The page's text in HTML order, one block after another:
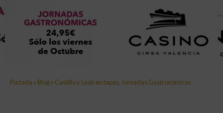
Portada » Blog» Castilla y León en tapas, Jornadas Gastronómicas